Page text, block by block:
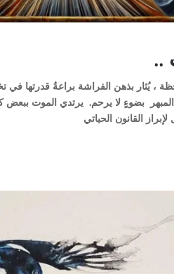
..
يُثار بذهن الفراشة براعةُ قدرتها في
المبهر بضوءٍ لا يرحم. يرتدي الموت ببعض
القانون الحياتي